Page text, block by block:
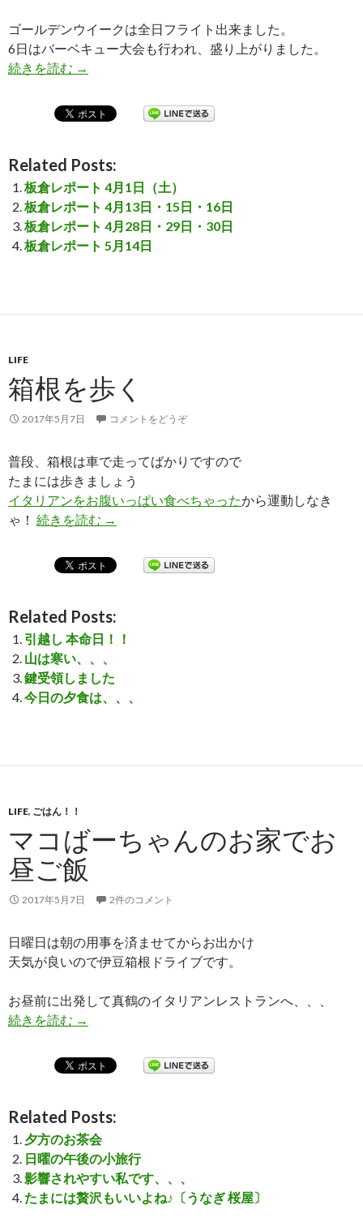
ゴールデンウイークは全日フライト出来ました。
6日はバーベキュー大会も行われ、盛り上がりました。
続きを読む 板倉レポート 5月3・4・5・6・7日
→
Related Posts:
板倉レポート 4月1日（土）
板倉レポート 4月13日・15日・16日
板倉レポート 4月28日・29日・30日
板倉レポート 5月14日
LIFE
箱根を歩く
2017年5月7日 コメントをどうぞ
普段、箱根は車で走ってばかりですので
たまには歩きましょう
イタリアンをお腹いっぱい食べちゃったから運動しなき
ゃ！ 続きを読む 箱根を歩く
→
Related Posts:
引越し 本命日！！
山は寒い、、、
鍵受領しました
今日の夕食は、、、
LIFE, ごはん！！
マコばーちゃんのお家でお
昼ご飯
2017年5月7日 2件のコメント
日曜日は朝の用事を済ませてからお出かけ
天気が良いので伊豆箱根ドライブです。
お昼前に出発して真鶴のイタリアンレストランへ、、、
続きを読む マコばーちゃんのお家でお昼ご飯
→
Related Posts:
夕方のお茶会
日曜の午後の小旅行
影響されやすい私です、、、
たまには贅沢もいいよね♪〔うなぎ 桜屋〕